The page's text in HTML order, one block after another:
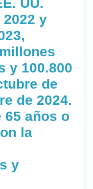
y
y 100.800
de
de 2024.
65 años o
la
y